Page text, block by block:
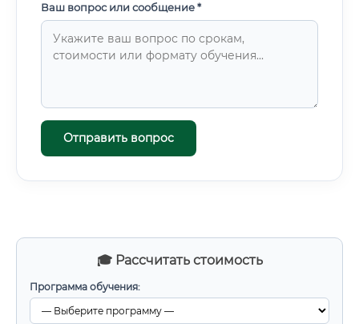
🎓 Рассчитать стоимость
Программа обучения:
Ваш вопрос или сообщение *
Отправить вопрос